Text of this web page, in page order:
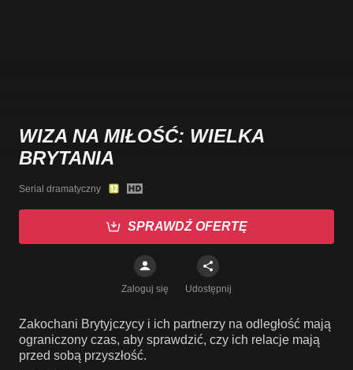
WIZA NA MIŁOŚĆ: WIELKA
BRYTANIA
Serial dramatyczny
SPRAWDŹ OFERTĘ
Zaloguj się Udostępnij
Zakochani Brytyjczycy i ich partnerzy na odległość mają
ograniczony czas, aby sprawdzić, czy ich relacje mają
przed sobą przyszłość.